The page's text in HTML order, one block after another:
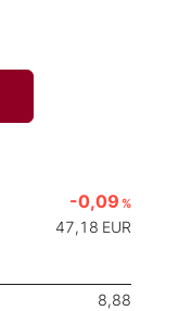
-0,09 %
47,18 EUR
8,88